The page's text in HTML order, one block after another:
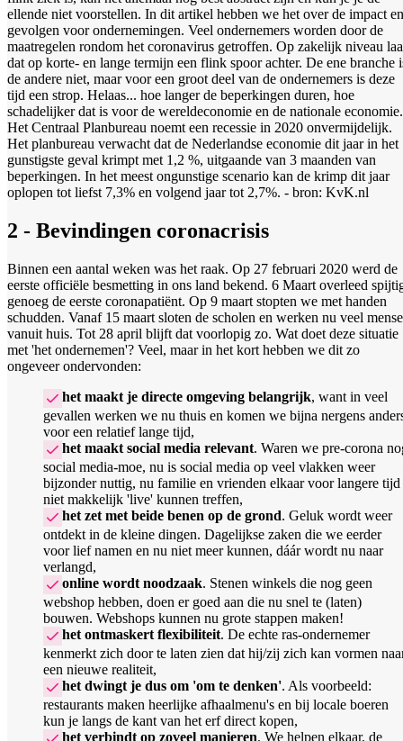
ellende niet voorstellen. In dit artikel hebben we het over de impact en
gevolgen voor ondernemingen. Veel ondernemers worden door de
maatregelen rondom het coronavirus getroffen. Op zakelijk niveau
dat op korte- en lange termijn een flink spoor achter. De ene branche
de andere niet, maar voor een groot deel van de ondernemers is deze
tijd een strop. Helaas... hoe langer de beperkingen duren, hoe
schadelijker dat is voor de wereldeconomie en de nationale economie.
Het Centraal Planbureau noemt een recessie in 2020 onvermijdelijk.
Het planbureau verwacht dat de Nederlandse economie dit jaar in het
gunstigste geval krimpt met 1,2 %, uitgaande van 3 maanden van
beperkingen. In het meest ongunstige scenario kan de krimp dit jaar
oplopen tot liefst 7,3% en volgend jaar tot 2,7%. - bron: KvK.nl
2 - Bevindingen coronacrisis
Binnen een aantal weken was het raak. Op 27 februari 2020 werd de
eerste officiële besmetting in ons land bekend. 6 Maart overleed
genoeg de eerste coronapatiënt. Op 9 maart stopten we met handen
schudden. Vanaf 15 maart sloten de scholen en werken nu veel
vanuit huis. Tot 28 april blijft dat voorlopig zo. Wat doet deze situatie
met 'het ondernemen'? Veel, maar in het kort hebben we dit zo
ongeveer ondervonden:
het maakt je directe omgeving belangrijk, want in veel
gevallen werken we nu thuis en komen we bijna nergens
voor een relatief lange tijd,
het maakt social media relevant. Waren we pre-corona
social media-moe, nu is social media op veel vlakken weer
bijzonder nuttig, nu familie en vrienden elkaar voor langere tijd
niet makkelijk 'live' kunnen treffen,
het zet met beide benen op de grond. Geluk wordt weer
ontdekt in de kleine dingen. Dagelijkse zaken die we eerder
voor lief namen en nu niet meer kunnen, dáár wordt nu naar
verlangd,
online wordt noodzaak. Stenen winkels die nog geen
webshop hebben, doen er goed aan die nu snel te (laten)
bouwen. Webshops kunnen nu grote stappen maken!
het ontmaskert flexibiliteit. De echte ras-ondernemer
kenmerkt zich door te laten zien dat hij/zij zich kan vormen
een nieuwe realiteit,
het dwingt je dus om 'om te denken'. Als voorbeeld:
restaurants maken heerlijke afhaalmenu's en bij locale boeren
kun je langs de kant van het erf direct kopen,
het verbindt op zoveel manieren. We helpen elkaar, de